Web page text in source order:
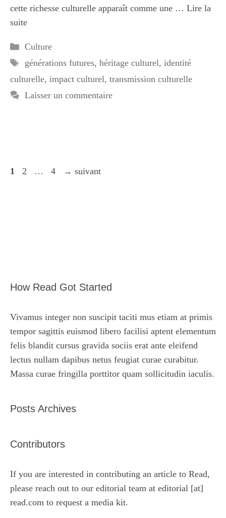
cette richesse culturelle apparaît comme une … Lire la
suite
Catégories
Culture
Étiquettes
générations futures, héritage culturel, identité
culturelle, impact culturel, transmission culturelle
Laisser un commentaire
Page
1 Page
2 … Page
4 → suivant
How Read Got Started
Vivamus integer non suscipit taciti mus etiam at primis
tempor sagittis euismod libero facilisi aptent elementum
felis blandit cursus gravida sociis erat ante eleifend
lectus nullam dapibus netus feugiat curae curabitur.
Massa curae fringilla porttitor quam sollicitudin iaculis.
Posts Archives
Contributors
If you are interested in contributing an article to Read,
please reach out to our editorial team at editorial [at]
read.com to request a media kit.